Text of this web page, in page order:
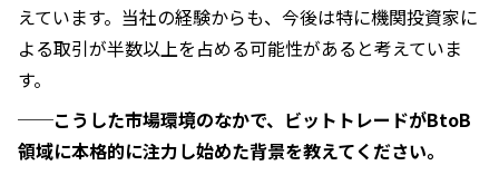
えています。当社の経験からも、今後は特に機関投資家に
よる取引が半数以上を占める可能性があると考えていま
す。
──こうした市場環境のなかで、ビットトレードがBtoB
領域に本格的に注力し始めた背景を教えてください。